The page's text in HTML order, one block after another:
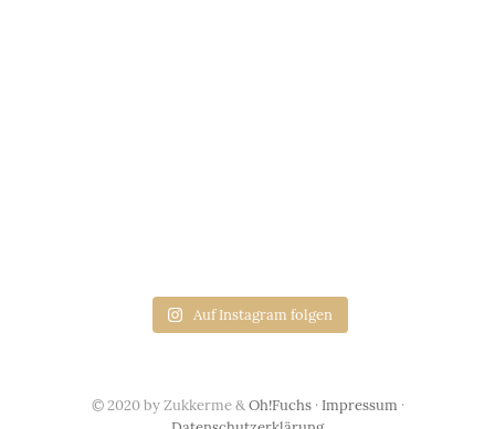
Auf Instagram folgen
© 2020 by Zukkerme &Oh!Fuchs· Impressum ·